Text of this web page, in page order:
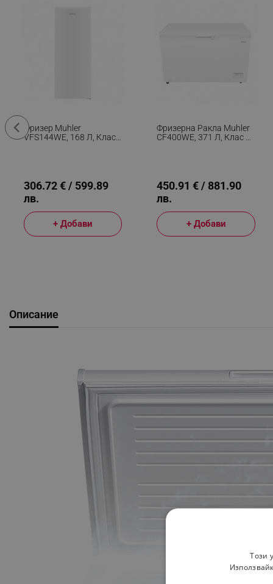
Фризер Muhler
VFS144WE, 168 Л, Клас
306.72 € / 599.89
лв.
+ Добави
Фризерна Ракла Muhler
CF400WE, 371 Л, Клас E,
450.91 € / 881.90
лв.
+ Добави
Описание
Този